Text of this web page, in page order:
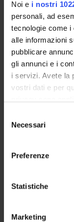
Noi e i nostri
personali, ad
tecnologie come
alle informazioni
pubblicare
gli annunci e i
i servizi. Avete la
vostri dati e per
modificare o
momento dalla
geografica,
delNecessari
Preferenze
Statistiche
Marketing
Laboratory
Gianluigi Zanusso
Associate